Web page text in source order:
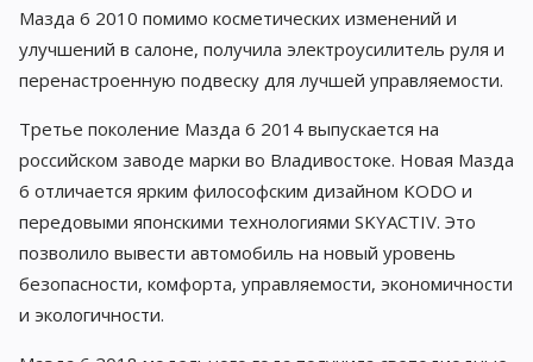
Мазда 6 2010 помимо косметических изменений и
улучшений в салоне, получила электроусилитель руля и
перенастроенную подвеску для лучшей управляемости.
Третье поколение Мазда 6 2014 выпускается на
российском заводе марки во Владивостоке. Новая Мазда
6 отличается ярким философским дизайном KODO и
передовыми японскими технологиями SKYACTIV. Это
позволило вывести автомобиль на новый уровень
безопасности, комфорта, управляемости, экономичности
и экологичности.